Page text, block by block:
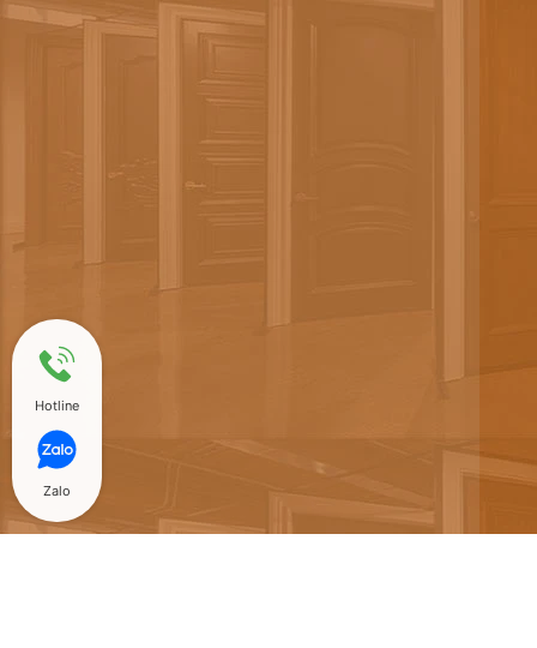
Hotline
Zalo